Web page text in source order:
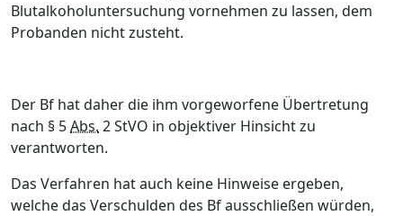
Blutalkoholuntersuchung vornehmen zu lassen, dem
Probanden nicht zusteht.
Der Bf hat daher die ihm vorgeworfene Übertretung
nach § 5Abs. 2 StVO in objektiver Hinsicht zu
verantworten.
Das Verfahren hat auch keine Hinweise ergeben,
welche das Verschulden des Bf ausschließen würden,